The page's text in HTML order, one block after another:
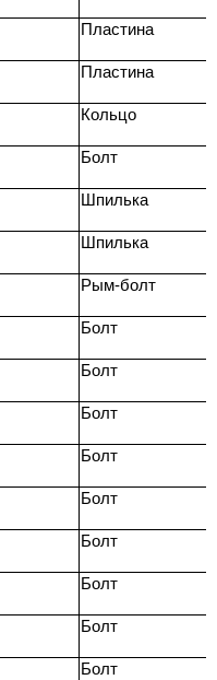
Пластина
Пластина
Кольцо
Болт
Шпилька
Шпилька
Рым-болт
Болт
Болт
Болт
Болт
Болт
Болт
Болт
Болт
Болт